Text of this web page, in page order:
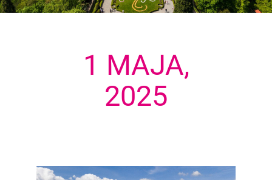
1 MAJA,
2025